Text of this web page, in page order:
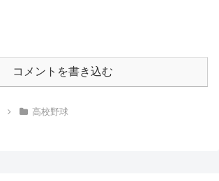
コメントを書き込む
高校野球